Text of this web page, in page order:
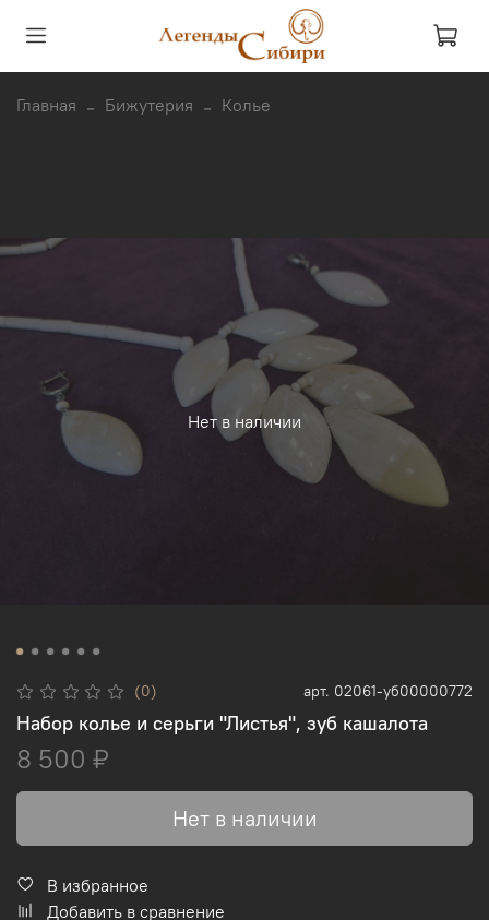
Главная Бижутерия Колье
Нет в наличии
(0) арт. 02061-уб00000772
Набор колье и серьги "Листья", зуб кашалота
8 500 ₽
Нет в наличии
В избранное
Добавить в сравнение